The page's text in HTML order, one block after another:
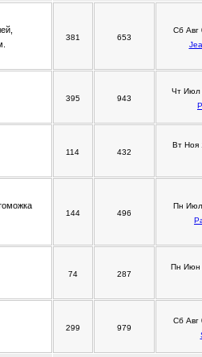
381 653
Сб Авг
395 943
Чт Июл
114 432
Вт Ноя
144 496
Пн Июл
74 287
Пн Июн
299 979
Сб Авг